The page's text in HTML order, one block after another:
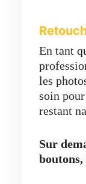
En tant
les
soin
restant
Sur
boutons,